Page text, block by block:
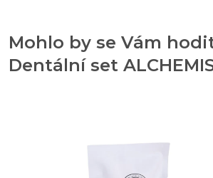
Mohlo by se Vám
Dentální set